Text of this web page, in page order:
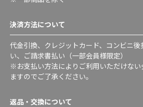
決済方法について
代金引換、クレジットカード、コンビニ
い、ご請求書払い（一部会員様限定）
※お支払い方法によりご利用いただけな
ますのでご了承ください。
返品・交換について